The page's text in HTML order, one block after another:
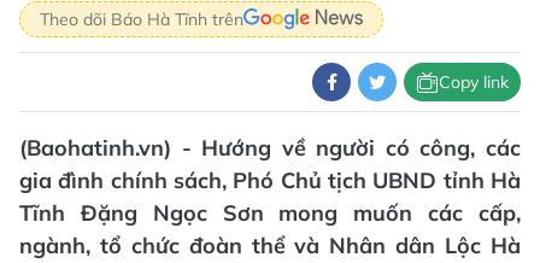
Theo dõi Báo Hà Tĩnh trên
Copy link
(Baohatinh.vn) - Hướng về người có công, các
gia đình chính sách, Phó Chủ tịch UBND tỉnh Hà
Tĩnh Đặng Ngọc Sơn mong muốn các cấp,
ngành, tổ chức đoàn thể và Nhân dân Lộc Hà